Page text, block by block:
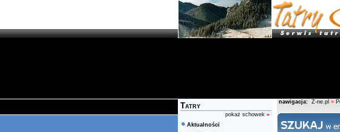
Tatry
pokaż schowek »
Aktualności
nawigacja: Z-ne.pl »